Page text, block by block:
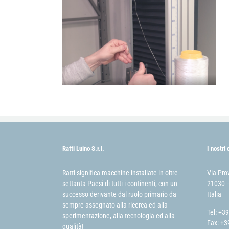
Ratti Luino S.r.l.
Ratti significa macchine installate in oltre
settanta Paesi di tutti i continenti, con un
successo derivante dal ruolo primario da
sempre assegnato alla ricerca ed alla
sperimentazione, alla tecnologia ed alla
qualità!
I nostri
Via
21030
Italia
Tel:
Fax: